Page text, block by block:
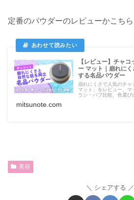
定番のパウダーのレビューかこちら
【レビュー】チャ
ー マット｜崩れに
する名品パウダー
崩れにくさで人気のチ
マット」をレビュー。
ラシ・パフ比較、色選び
mitsunote.com
美容
シェアする